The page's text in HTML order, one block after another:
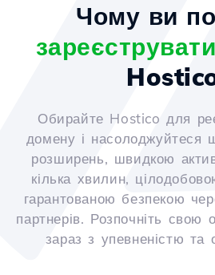
Чому ви
Обирайте Hostico для
домену і насолоджуйтеся
розширень, швидкою
кілька хвилин,
гарантованою безпекою
партнерів. Розпочніть свою
зараз з упевненістю та